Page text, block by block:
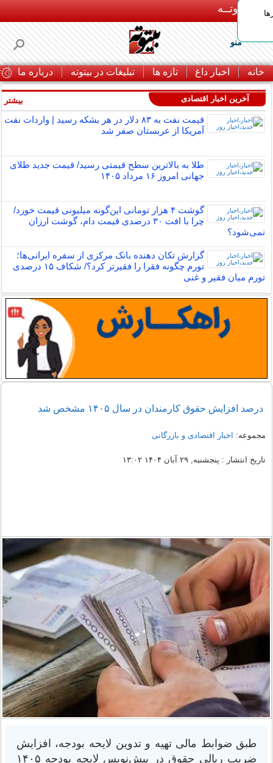
بـیتوتــه
منو
خانه اخبار داغ تازه ها تبلیغات در بیتوته درباره ما
آخرین اخبار اقتصادی
قیمت نفت به ۸۳ دلار در هر بشکه رسید | واردات نفت
آمریکا از عربستان صفر شد
طلا به بالاترین سطح قیمتی رسید/ قیمت جدید طلای
جهانی امروز ۱۶ مرداد ۱۴۰۵
گوشت ۴ هزار تومانی این‌گونه میلیونی قیمت خورد/
چرا با افت ۳۰ درصدی قیمت دام، گوشت ارزان
نمی‌شود؟
گزارش تکان‌ دهنده بانک مرکزی از سفره ایرانی‌ها؛
تورم چگونه فقرا را فقیرتر کرد؟/ شکاف ۱۵ درصدی
تورم میان فقیر و غنی
بیشتر
درصد افزایش حقوق کارمندان در سال ۱۴۰۵ مشخص شد
مجموعه: اخبار اقتصادی و بازرگانی
تاریخ انتشار : پنجشنبه, ۲۹ آبان ۱۴۰۴ ۱۳:۰۲
طبق ضوابط مالی تهیه و تدوین لایحه بودجه، افزایش
ضریب ریالی حقوق در پیش‌نویس لایحه بودجه ۱۴۰۵